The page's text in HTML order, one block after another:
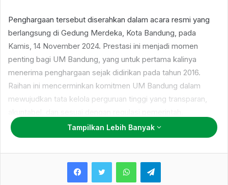
Penghargaan tersebut diserahkan dalam acara resmi yang
berlangsung di Gedung Merdeka, Kota Bandung, pada
Kamis, 14 November 2024. Prestasi ini menjadi momen
penting bagi UM Bandung, yang untuk pertama kalinya
menerima penghargaan sejak didirikan pada tahun 2016.
Raihan ini mencerminkan komitmen UM Bandung dalam
mewujudkan tata kelola perguruan tinggi yang transparan,
Kepala Bagian Promosi dan Penerimaan Mahasiswa Baru UM
Bandung Abdul Rohim menyampaikan rasa syukur atas
penghargaan ini. Menurutnya, pencapaian ini merupakan hasil
kerja keras seluruh elemen kampus dalam memberikan
Tampilkan Lebih Banyak
WhatsAppTelegram